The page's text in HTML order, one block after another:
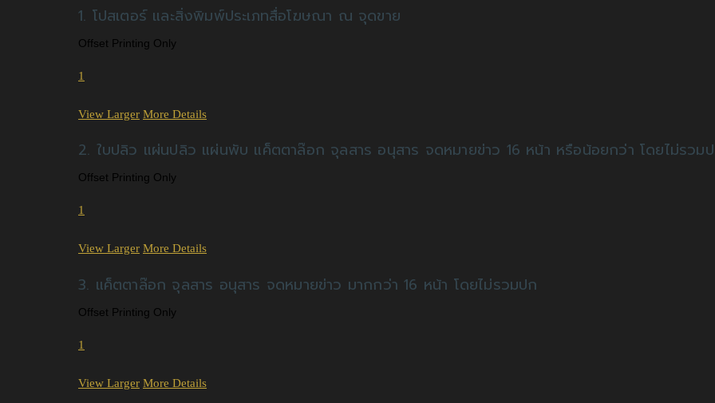
1. โปสเตอร์ และสิ่งพิมพ์ประเภทสื่อโฆษณา ณ จุดขาย
Offset Printing Only
1
View Larger More Details
2. ใบปลิว แผ่นปลิว แผ่นพับ แค็ตตาล๊อก จุลสาร อนุสาร จดหมายข่าว 16 หน้า หรือน้อยกว่า โดยไม่รวม
Offset Printing Only
1
View Larger More Details
3. แค็ตตาล๊อก จุลสาร อนุสาร จดหมายข่าว มากกว่า 16 หน้า โดยไม่รวมปก
Offset Printing Only
1
View Larger More Details